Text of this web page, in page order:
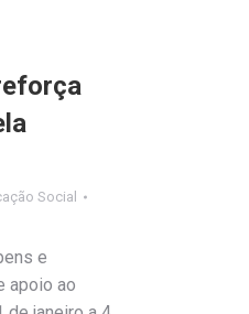
Social
e
apoio ao